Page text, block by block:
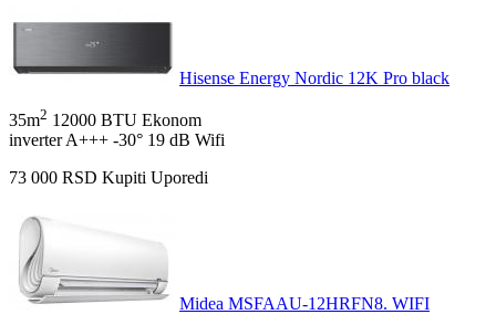
Hisense Energy Nordic 12K Pro black
35m2 12000 BTU Ekonom
inverter A+++ -30° 19 dB Wifi
73 000 RSD Kupiti Uporedi
Midea MSFAAU-12HRFN8. WIFI